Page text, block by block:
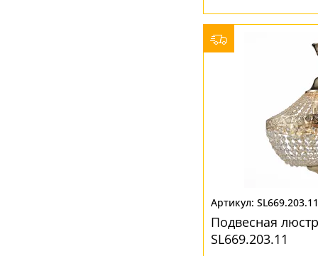
SL669.203.11
Подвесная
SL669.203.11